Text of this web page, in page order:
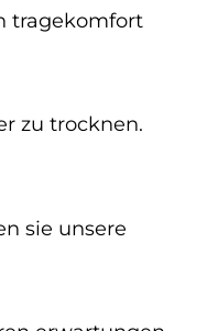
tragekomfort
zu trocknen.
sie unsere